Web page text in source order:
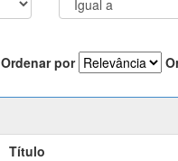
Ordenar por
Título